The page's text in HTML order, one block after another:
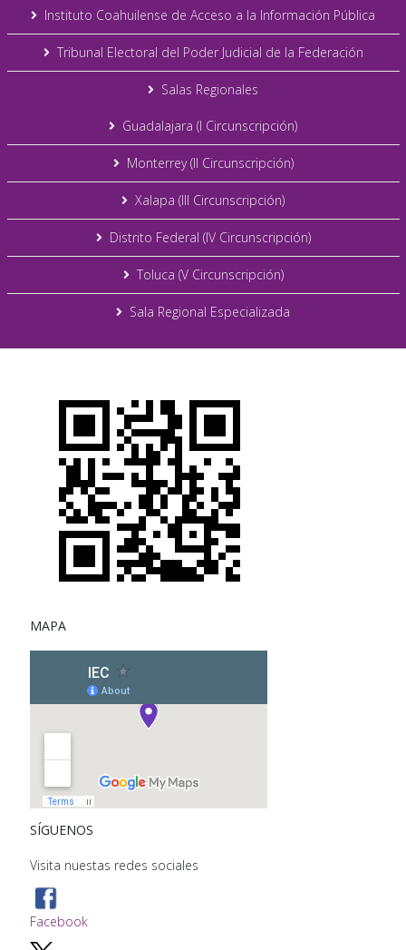
Instituto Coahuilense de Acceso a la Información Pública
Tribunal Electoral del Poder Judicial de la Federación
Salas Regionales
Guadalajara (I Circunscripción)
Monterrey (II Circunscripción)
Xalapa (III Circunscripción)
Distrito Federal (IV Circunscripción)
Toluca (V Circunscripción)
Sala Regional Especializada
MAPA
SÍGUENOS
Visita nuestas redes sociales
Facebook